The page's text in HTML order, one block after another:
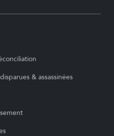
& assassinées